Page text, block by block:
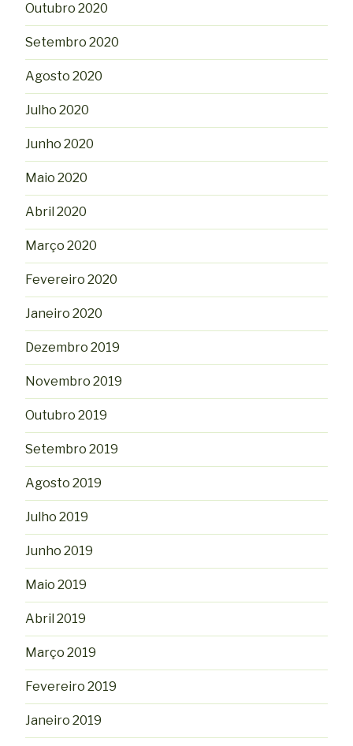
Outubro 2020
Setembro 2020
Agosto 2020
Julho 2020
Junho 2020
Maio 2020
Abril 2020
Março 2020
Fevereiro 2020
Janeiro 2020
Dezembro 2019
Novembro 2019
Outubro 2019
Setembro 2019
Agosto 2019
Julho 2019
Junho 2019
Maio 2019
Abril 2019
Março 2019
Fevereiro 2019
Janeiro 2019